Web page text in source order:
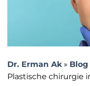
Dr. Erman Ak» Blog
Plastische chirurgie